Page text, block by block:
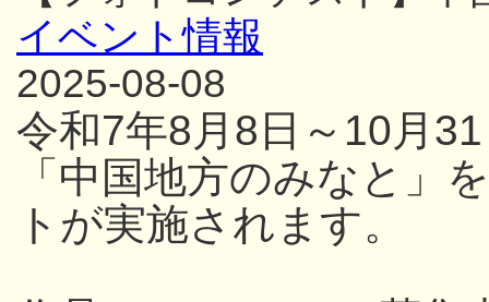
イベント情報
2025-08-08
令和7年8月8日～10月
「中国地方のみなと」
トが実施されます。